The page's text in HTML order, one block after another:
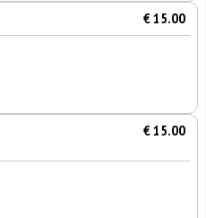
€ 15.00
€ 15.00